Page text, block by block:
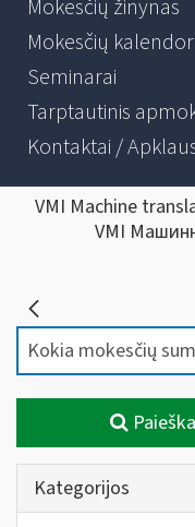
Mokesčių žinynas
Mokesčių
Seminarai
Tarptautinis
Kontaktai /
VMI Machine
VMI
Paieška
Kategorijos